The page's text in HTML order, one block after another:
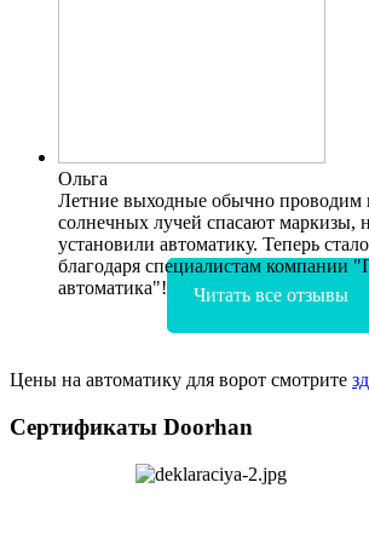
Ольга
Летние выходные обычно проводим
солнечных лучей спасают маркизы,
установили автоматику. Теперь
благодаря специалистам компании
автоматика"!
Читать все отзывы
Цены на автоматику для ворот смотрите
Сертификаты Doorhan